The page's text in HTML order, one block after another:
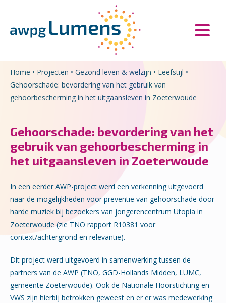
Home • Projecten • Gezond leven & welzijn • Leefstijl •
Gehoorschade: bevordering van het gebruik van
gehoorbescherming in het uitgaansleven in Zoeterwoude
Gehoorschade: bevordering van het
gebruik van gehoorbescherming in
het uitgaansleven in Zoeterwoude
In een eerder AWP-project werd een verkenning uitgevoerd
naar de mogelijkheden voor preventie van gehoorschade door
harde muziek bij bezoekers van jongerencentrum Utopia in
Zoeterwoude (zie TNO rapport R10381 voor
context/achtergrond en relevantie).
Dit project werd uitgevoerd in samenwerking tussen de
partners van de AWP (TNO, GGD-Hollands Midden, LUMC,
gemeente Zoeterwoude). Ook de Nationale Hoorstichting en
VWS zijn hierbij betrokken geweest en er er was medewerking